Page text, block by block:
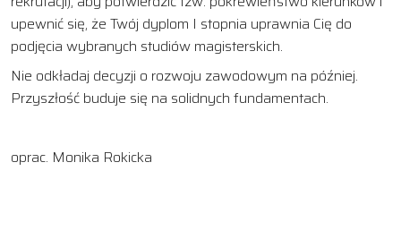
upewnić się, że Twój dyplom I stopnia uprawnia Cię do
podjęcia wybranych studiów magisterskich.
Nie odkładaj decyzji o rozwoju zawodowym na później.
Przyszłość buduje się na solidnych fundamentach.
oprac. Monika Rokicka